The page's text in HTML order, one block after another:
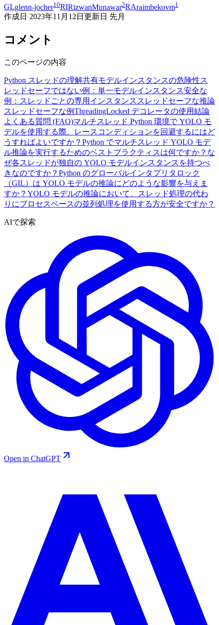
GLglenn-jocher10RIRizwanMunawar2RAraimbekovm1
作成日 2023年11月12日 更新日 先月
コメント
このページの内容
Python スレッドの理解共有モデルインスタンスの危険性ス
レッドセーフではない例：単一モデルインスタンス安全な
例：スレッドごとの専用インスタンス スレッドセーフな推論
スレッドセーフな例ThreadingLocked デコレータの使用結論
よくある質問 (FAQ)マルチスレッド Python 環境で YOLO モ
デルを使用する際、レースコンディションを回避するにはど
うすればよいですか？ Python でマルチスレッド YOLO モデ
ル推論を実行するためのベストプラクティスは何ですか？ な
ぜ各スレッドが独自の YOLO モデルインスタンスを持つべ
きなのですか？ Python のグローバルインタプリタロック
（GIL）は YOLO モデルの推論にどのような影響を与えま
すか？ YOLO モデルの推論において、スレッド処理の代わ
りにプロセスベースの並列処理を使用する方が安全ですか？
AIで探索
Open in ChatGPT